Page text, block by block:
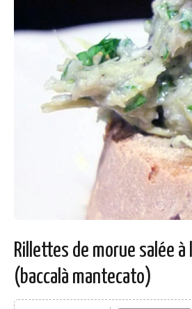
Rillettes de morue salée
(baccalà mantecato)